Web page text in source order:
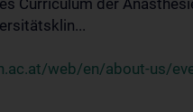
Curriculum der
web/en/about-us/